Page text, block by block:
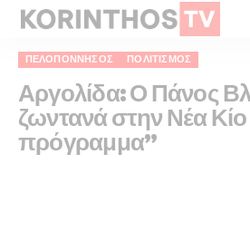
ΠΕΛΟΠΌΝΝΗΣΟΣ ΠΟΛΙΤΙΣΜΌΣ
Αργολίδα: Ο Πάνος
ζωντανά στην Νέα
πρόγραμμα”